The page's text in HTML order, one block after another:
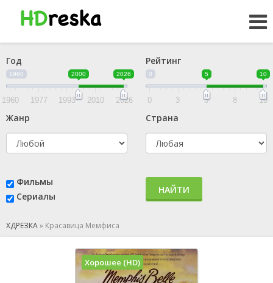
Год
1960 2000 2026
1960 1977 1993 2010 2026
Рейтинг
0 5 10
0 3 5 8 10
Жанр Страна
Фильмы
Сериалы
НАЙТИ
ХДРЕЗКА» Красавица Мемфиса
Хорошее (HD)